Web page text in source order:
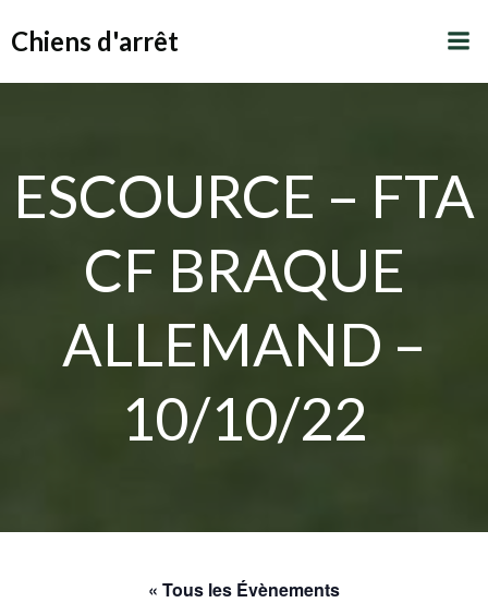
Chiens d'arrêt
ESCOURCE – FTA
CF BRAQUE
ALLEMAND –
10/10/22
« Tous les Évènements